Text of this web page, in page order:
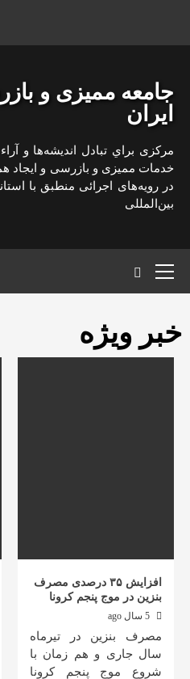
جامعه ممیزی و
ایران
مركزی براي تبادل انديشه‌ها و
خدمات مميزی و بازرسی و ايجاد
در رويه‌های اجرائی منطبق با
بين‌المللی
خبر ویژه
افزایش ۳۵ درصدی مصرف
بنزین در موج پنجم کرونا
مصرف بنزین در تیرماه
سال جاری و هم زمان با
شروع موج پنجم کرونا